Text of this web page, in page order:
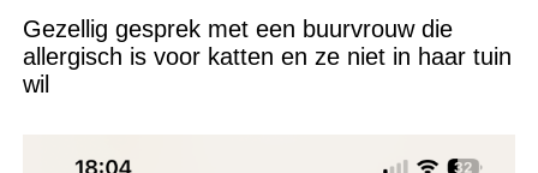
Gezellig gesprek met een buurvrouw die
allergisch is voor katten en ze niet in haar tuin
wil